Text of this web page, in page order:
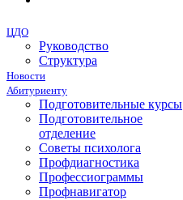
ЦДО
Руководство
Структура
Новости
Абитуриенту
Подготовительные курсы
Подготовительное
отделение
Советы психолога
Профдиагностика
Профессиограммы
Профнавигатор